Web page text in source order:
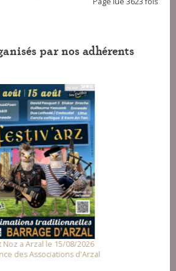
par nos adhérents
Noz a Arzal le 15/08/2026
des Associations d'Arzal